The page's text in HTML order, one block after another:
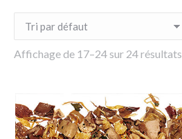
Affichage de 17–24 sur 24 résultats